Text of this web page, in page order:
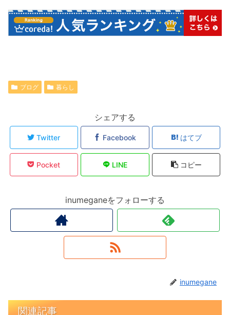
ブログ 暮らし
シェアする
Twitter Facebook はてブ
Pocket LINE コピー
inumeganeをフォローする
inumegane
関連記事